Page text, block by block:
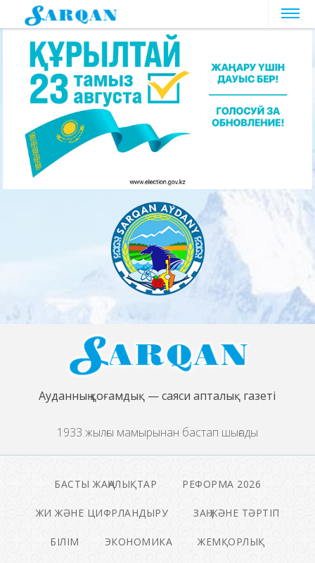
Ауданның қоғамдық — саяси апталық газеті
1933 жылғы мамырынан бастап шығады
БАСТЫ ЖАҢАЛЫҚТАР РЕФОРМА 2026
ЖИ ЖӘНЕ ЦИФРЛАНДЫРУ ЗАҢ ЖӘНЕ ТӘРТІП
БІЛІМ ЭКОНОМИКА ЖЕМҚОРЛЫҚ